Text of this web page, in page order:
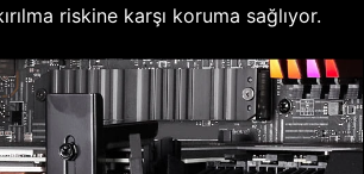
riskine karşı koruma sağlıyor.